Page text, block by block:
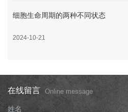
细胞生命周期的两种不同状态
2024-10-21
在线留言 Online message
姓名